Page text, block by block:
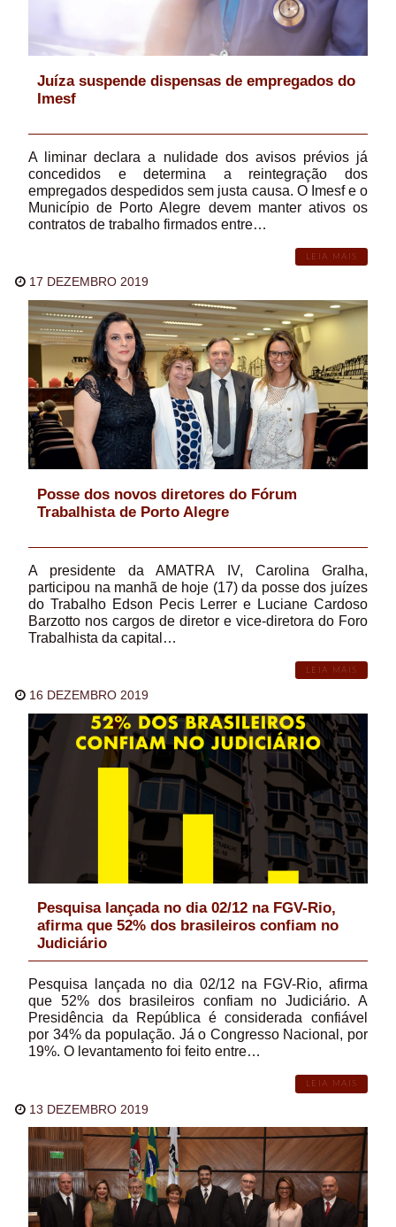
Juíza suspende dispensas de empregados do
Imesf
A liminar declara a nulidade dos avisos prévios já
concedidos e determina a reintegração dos
empregados despedidos sem justa causa. O Imesf e o
Município de Porto Alegre devem manter ativos os
contratos de trabalho firmados entre…
LEIA MAIS
17 DEZEMBRO 2019
Posse dos novos diretores do Fórum
Trabalhista de Porto Alegre
A presidente da AMATRA IV, Carolina Gralha,
participou na manhã de hoje (17) da posse dos juízes
do Trabalho Edson Pecis Lerrer e Luciane Cardoso
Barzotto nos cargos de diretor e vice-diretora do Foro
Trabalhista da capital…
LEIA MAIS
16 DEZEMBRO 2019
Pesquisa lançada no dia 02/12 na FGV-Rio,
afirma que 52% dos brasileiros confiam no
Judiciário
Pesquisa lançada no dia 02/12 na FGV-Rio, afirma
que 52% dos brasileiros confiam no Judiciário. A
Presidência da República é considerada confiável
por 34% da população. Já o Congresso Nacional, por
19%. O levantamento foi feito entre…
LEIA MAIS
13 DEZEMBRO 2019